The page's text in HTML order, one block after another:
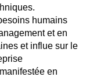
humains
et en
et influe sur le
en